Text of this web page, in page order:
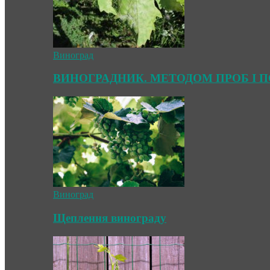
Виноград
ВИНОГРАДНИК. МЕТОДОМ ПРОБ І
Виноград
Щеплення винограду